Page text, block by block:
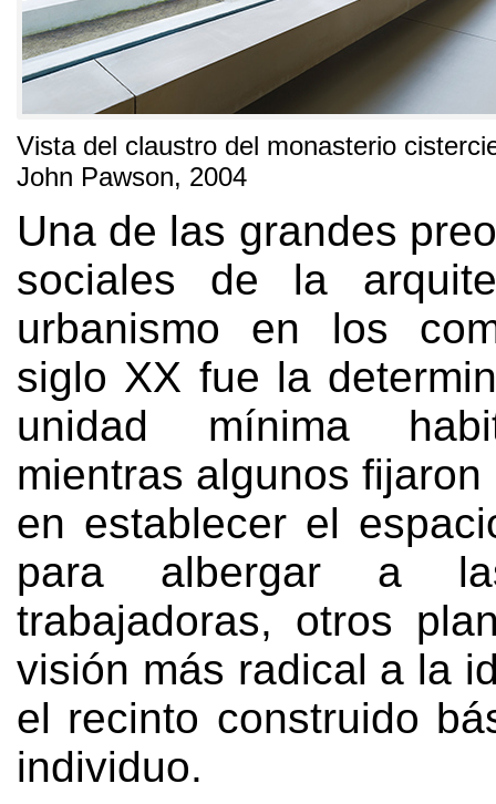
Vista del claustro del monasterio
John Pawson, 2004
Una de las grandes
sociales de la
urbanismo en los
siglo XX fue la
unidad mínima
mientras algunos
en establecer el
para albergar a
trabajadoras, otros
visión más radical a la
el recinto construido
individuo.